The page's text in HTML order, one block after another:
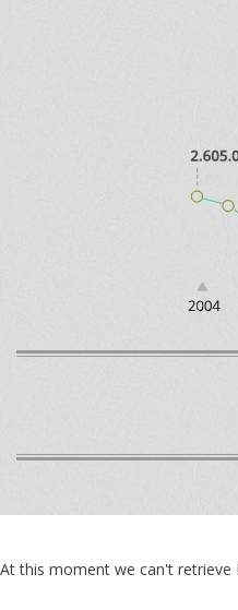
At this moment we can't retrieve